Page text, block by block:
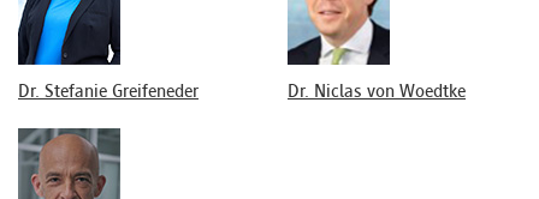
Anteilsverteilung
Eigenkapital-/ Fremdkapital-Finanzierungsinstrumente
Etablierung einer US-Holding?
Forschungseinrichtung am Start-up
Reale Beteiligung versus virtuelle Beteiligung
Dr. Stefanie Greifeneder Dr. Niclas von Woedtke